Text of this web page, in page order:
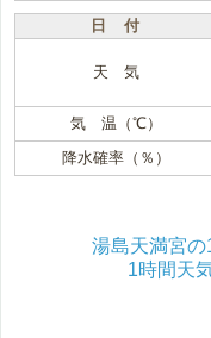
日 付
天 気
気 温（℃）
降水確率（％）
湯島天満宮の
1時間天